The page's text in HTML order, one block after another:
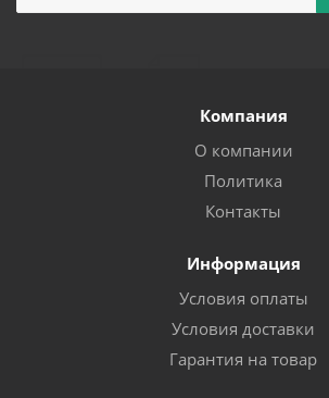
Компания
О компании
Политика
Контакты
Информация
Условия оплаты
Условия доставки
Гарантия на товар